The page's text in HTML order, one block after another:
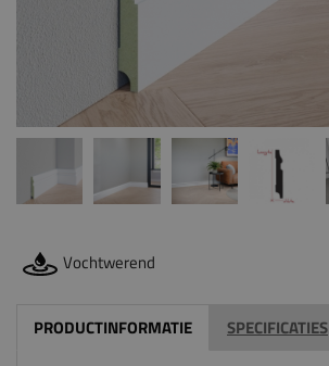
Vochtwerend
PRODUCTINFORMATIE SPECIFICATIES